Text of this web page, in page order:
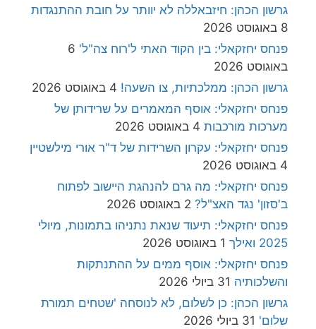
גרשון הכהן: חיזבאללה לא יוותר על חובת ההתנגדות
8 באוגוסט 2026
פנחס יחזקאלי: בין הקוד האתי ל'רוח צה"ל' 6
באוגוסט 2026
גרשון הכהן: ממלכתיות, צו השעה! 4 באוגוסט 2026
פנחס יחזקאלי: אוסף המאמרים על שרידותן של
מערכות מורכבות 4 באוגוסט 2026
פנחס יחזקאלי: עקרון השרידות של ד"ר אורי מילשטיין
4 באוגוסט 2026
פנחס יחזקאלי: מה גרם להנהגת היישוב לפתוח
ב'סזון' נגד האצ"ל? 2 באוגוסט 2026
פנחס יחזקאלי: תיעוד שנאת נתניהו בתמונות, מיולי
2025 ואילך
1 באוגוסט 2026
פנחס יחזקאלי: אוסף ממים על ההתנתקות
והשלכותיה 31 ביולי 2026
גרשון הכהן: כן לשלום, לא לנוסחה 'שטחים תמורת
שלום' 31 ביולי 2026